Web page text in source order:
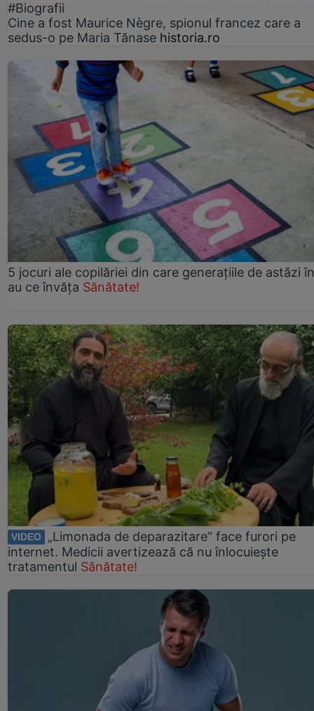
#Biografii
Cine a fost Maurice Nègre, spionul francez care a
sedus-o pe Maria Tănase historia.ro
5 jocuri ale copilăriei din care generațiile de astăzi
au ce învăța Sănătate!
VIDEO
„Limonada de deparazitare” face furori pe
internet. Medicii avertizează că nu înlocuiește
tratamentul Sănătate!